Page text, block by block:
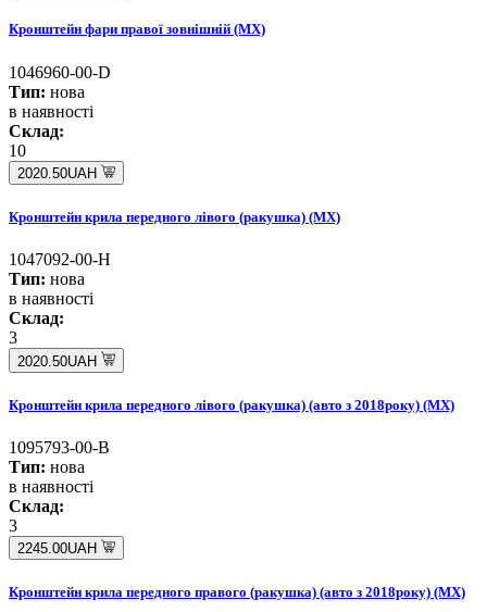
Кронштейн фари правої зовнішній (MX)
1046960-00-D
Тип: нова
в наявності
Склад:
10
2020.50UAH
Кронштейн крила передного лівого (ракушка) (MX)
1047092-00-H
Тип: нова
в наявності
Склад:
3
2020.50UAH
Кронштейн крила передного лівого (ракушка) (авто з 2018року) (MX)
1095793-00-B
Тип: нова
в наявності
Склад:
3
2245.00UAH
Кронштейн крила передного правого (ракушка) (авто з 2018року) (MX)